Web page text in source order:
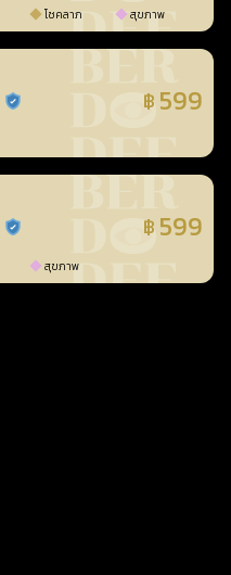
โชคลาภ สุขภาพ
ร้านยืนยันแล้ว ฿ 599
ร้านยืนยันแล้ว ฿ 599
สุขภาพ